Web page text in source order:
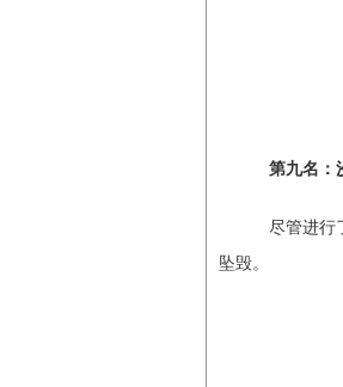
第九名：
尽管进行了
坠毁。